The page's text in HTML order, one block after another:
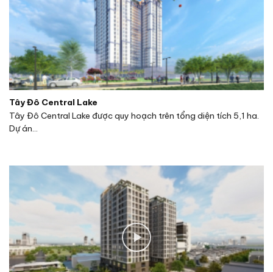
Tây Đô Central Lake
Tây Đô Central Lake được quy hoạch trên tổng diện tích 5,1 ha.
Dự án...